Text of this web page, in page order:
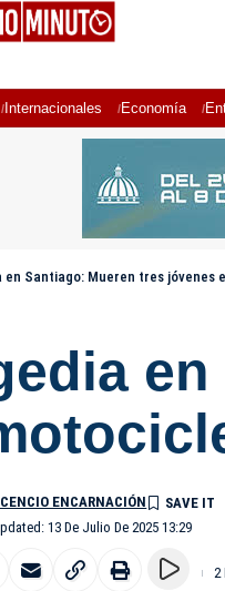
Internacionales Economía
en Santiago: Mueren tres jóvenes
13 De Julio De 2025 13:29
ENCARNACIÓN
2